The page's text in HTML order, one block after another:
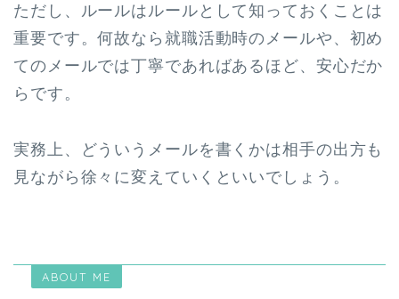
ただし、ルールはルールとして知っておくことは
重要です。何故なら就職活動時のメールや、初め
てのメールでは丁寧であればあるほど、安心だか
らです。
実務上、どういうメールを書くかは相手の出方も
見ながら徐々に変えていくといいでしょう。
ABOUT ME